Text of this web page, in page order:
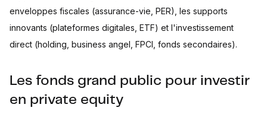
enveloppes fiscales (assurance-vie, PER), les supports
innovants (plateformes digitales, ETF) et l'investissement
direct (holding, business angel, FPCI, fonds secondaires).
Les fonds grand public pour investir
en private equity